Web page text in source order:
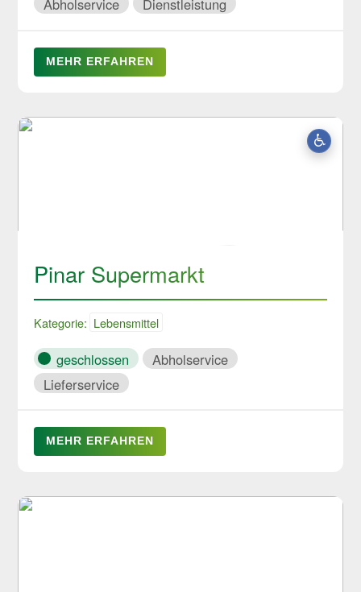
Abholservice
Dienstleistung
MEHR ERFAHREN
Pinar Supermarkt
Kategorie: Lebensmittel
geschlossen
Abholservice
Lieferservice
MEHR ERFAHREN